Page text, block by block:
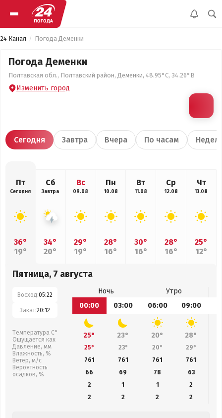
24 Канал Погода Деменки
Погода Деменки
Полтавская обл., Полтавский район, Деменки, 48.95°С, 34.26°В
Изменить город
Сегодня Завтра Вчера По часам
Пт
Сегодня
36°
19°
Сб
Завтра
34°
20°
Вс
09.08
29°
19°
Пн
10.08
28°
16°
Вт
11.08
30°
16°
Ср
12.08
28°
16°
Чт
13.08
25°
12°
Пятница, 7 августа
Восход:05:22
Закат:20:12
Температура С°
Ощущается как
Давление, мм
Влажность, %
Ветер, м/с
Вероятность
осадков, %
Ночь
Утро
00:00
03:00 06:00 09:00
25° 23° 20° 28°
25° 23° 20° 29°
761
761 761 761
66
69 78
63
2
1 1
2
2
2 2 2